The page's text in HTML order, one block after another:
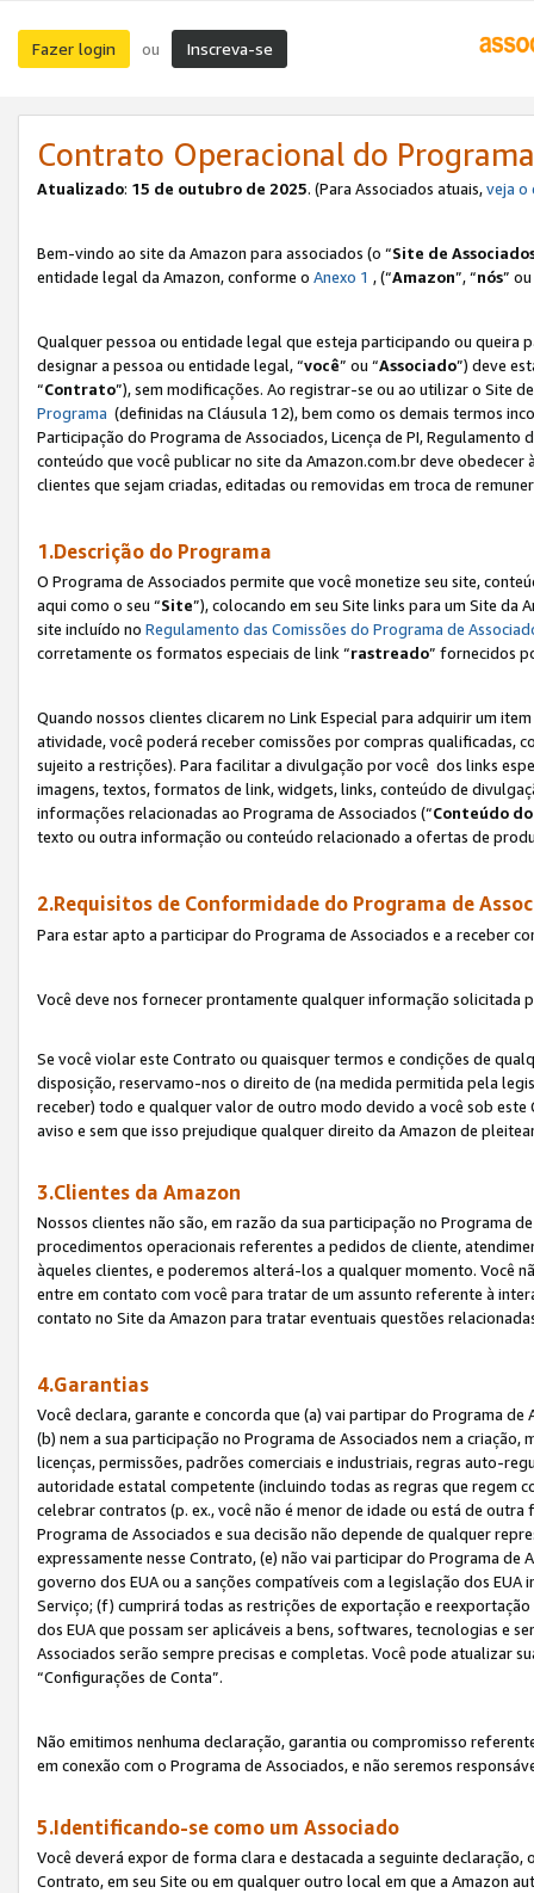
Fazer login ou Inscreva-se
Contrato Operacional do
Atualizado: 15 de outubro de 2025. (Para Associados atuais,veja o
Bem-vindo ao site da Amazon para associados (o “Site de
entidade legal da Amazon, conforme o Anexo 1 , (“Amazon”, “nós”
Qualquer pessoa ou entidade legal que esteja participando ou queira
designar a pessoa ou entidade legal, “você” ou “Associado”) deve
“Contrato”), sem modificações. Ao registrar-se ou ao utilizar o Site
Programa (definidas na Cláusula 12), bem como os demais termos
Participação do Programa de Associados, Licença de PI,
conteúdo que você publicar no site da Amazon.com.br deve
clientes que sejam criadas, editadas ou removidas em troca de
1.Descrição do Programa
O Programa de Associados permite que você monetize seu site,
aqui como o seu “Site”), colocando em seu Site links para um Site da
site incluído no Regulamento das Comissões do Programa de
corretamente os formatos especiais de link “rastreado” fornecidos
Quando nossos clientes clicarem no Link Especial para adquirir um
atividade, você poderá receber comissões por compras qualificadas,
sujeito a restrições). Para facilitar a divulgação por você dos links
imagens, textos, formatos de link, widgets, links, conteúdo de
informações relacionadas ao Programa de Associados (“Conteúdo
texto ou outra informação ou conteúdo relacionado a ofertas de
2.Requisitos de Conformidade do Programa de
Para estar apto a participar do Programa de Associados e a receber
Você deve nos fornecer prontamente qualquer informação solicitada
Se você violar este Contrato ou quaisquer termos e condições de
disposição, reservamo-nos o direito de (na medida permitida pela
receber) todo e qualquer valor de outro modo devido a você sob
aviso e sem que isso prejudique qualquer direito da Amazon de
3.Clientes da Amazon
Nossos clientes não são, em razão da sua participação no Programa
procedimentos operacionais referentes a pedidos de cliente,
àqueles clientes, e poderemos alterá-los a qualquer momento. Você
entre em contato com você para tratar de um assunto referente à
contato no Site da Amazon para tratar eventuais questões
4.Garantias
Você declara, garante e concorda que (a) vai partipar do Programa
(b) nem a sua participação no Programa de Associados nem a
licenças, permissões, padrões comerciais e industriais, regras auto-
autoridade estatal competente (incluindo todas as regras que regem
celebrar contratos (p. ex., você não é menor de idade ou está de
Programa de Associados e sua decisão não depende de qualquer
expressamente nesse Contrato, (e) não vai participar do Programa
governo dos EUA ou a sanções compatíveis com a legislação dos
Serviço; (f) cumprirá todas as restrições de exportação e
dos EUA que possam ser aplicáveis a bens, softwares, tecnologias e
Associados serão sempre precisas e completas. Você pode atualizar
“Configurações de Conta”.
Não emitimos nenhuma declaração, garantia ou compromisso
em conexão com o Programa de Associados, e não seremos
5.Identificando-se como um Associado
Você deverá expor de forma clara e destacada a seguinte
Contrato, em seu Site ou em qualquer outro local em que a Amazon